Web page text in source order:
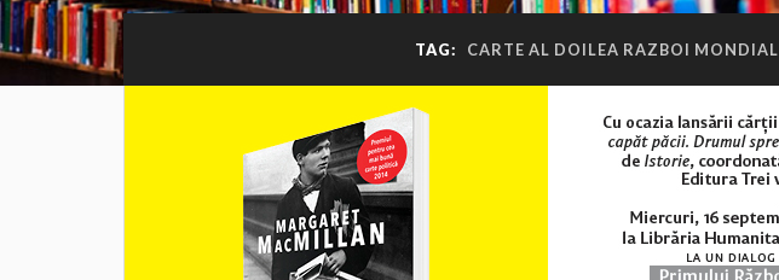
TAG: CARTE AL DOILEA RAZBOI MONDIAL